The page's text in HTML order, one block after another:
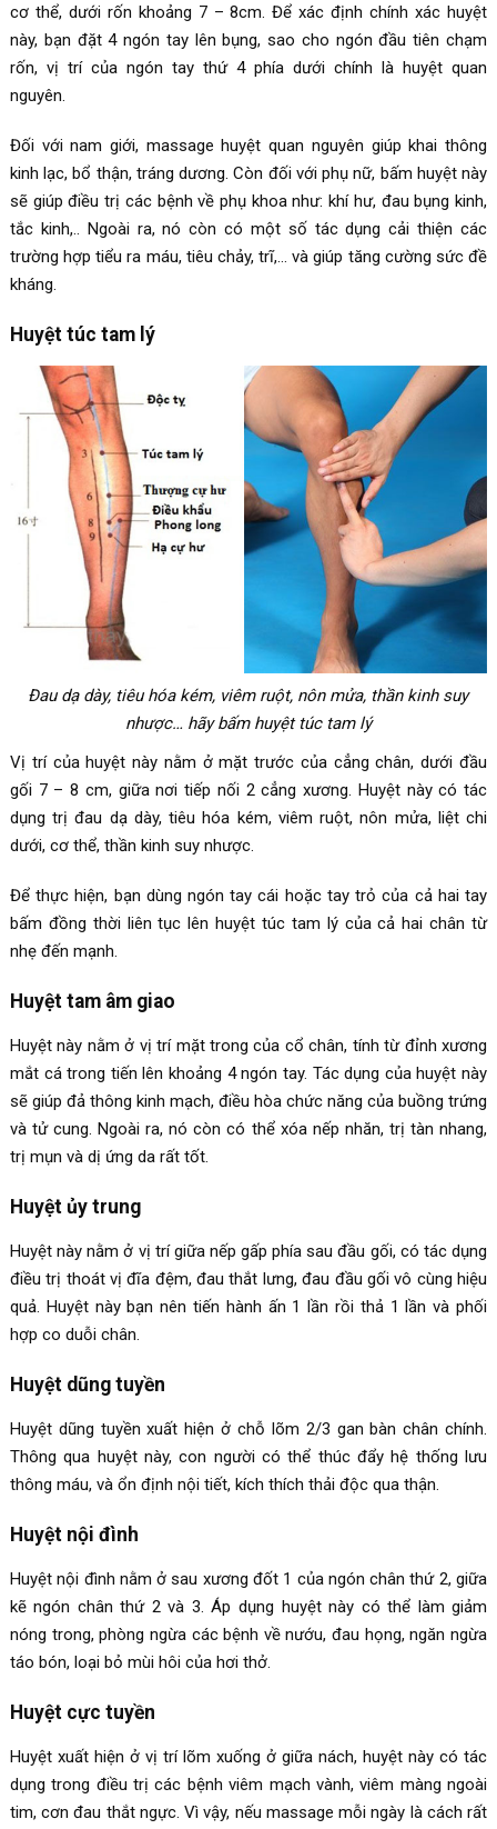
cơ thể, dưới rốn khoảng 7 – 8cm. Để xác định chính xác huyệt
này, bạn đặt 4 ngón tay lên bụng, sao cho ngón đầu tiên chạm
rốn, vị trí của ngón tay thứ 4 phía dưới chính là huyệt quan
nguyên.
Đối với nam giới, massage huyệt quan nguyên giúp khai thông
kinh lạc, bổ thận, tráng dương. Còn đối với phụ nữ, bấm huyệt này
sẽ giúp điều trị các bệnh về phụ khoa như: khí hư, đau bụng kinh,
tắc kinh,.. Ngoài ra, nó còn có một số tác dụng cải thiện các
trường hợp tiểu ra máu, tiêu chảy, trĩ,… và giúp tăng cường sức đề
kháng.
Huyệt túc tam lý
Đau dạ dày, tiêu hóa kém, viêm ruột, nôn mửa, thần kinh suy
nhược… hãy bấm huyệt túc tam lý
Vị trí của huyệt này nằm ở mặt trước của cẳng chân, dưới đầu
gối 7 – 8 cm, giữa nơi tiếp nối 2 cẳng xương. Huyệt này có tác
dụng trị đau dạ dày, tiêu hóa kém, viêm ruột, nôn mửa, liệt chi
dưới, cơ thể, thần kinh suy nhược.
Để thực hiện, bạn dùng ngón tay cái hoặc tay trỏ của cả hai tay
bấm đồng thời liên tục lên huyệt túc tam lý của cả hai chân từ
nhẹ đến mạnh.
Huyệt tam âm giao
Huyệt này nằm ở vị trí mặt trong của cổ chân, tính từ đỉnh xương
mắt cá trong tiến lên khoảng 4 ngón tay. Tác dụng của huyệt này
sẽ giúp đả thông kinh mạch, điều hòa chức năng của buồng trứng
và tử cung. Ngoài ra, nó còn có thể xóa nếp nhăn, trị tàn nhang,
trị mụn và dị ứng da rất tốt.
Huyệt ủy trung
Huyệt này nằm ở vị trí giữa nếp gấp phía sau đầu gối, có tác dụng
điều trị thoát vị đĩa đệm, đau thắt lưng, đau đầu gối vô cùng hiệu
quả. Huyệt này bạn nên tiến hành ấn 1 lần rồi thả 1 lần và phối
hợp co duỗi chân.
Huyệt dũng tuyền
Huyệt dũng tuyền xuất hiện ở chỗ lõm 2/3 gan bàn chân chính.
Thông qua huyệt này, con người có thể thúc đẩy hệ thống lưu
thông máu, và ổn định nội tiết, kích thích thải độc qua thận.
Huyệt nội đình
Huyệt nội đình nằm ở sau xương đốt 1 của ngón chân thứ 2, giữa
kẽ ngón chân thứ 2 và 3. Áp dụng huyệt này có thể làm giảm
nóng trong, phòng ngừa các bệnh về nướu, đau họng, ngăn ngừa
táo bón, loại bỏ mùi hôi của hơi thở.
Huyệt cực tuyền
Huyệt xuất hiện ở vị trí lõm xuống ở giữa nách, huyệt này có tác
dụng trong điều trị các bệnh viêm mạch vành, viêm màng ngoài
tim, cơn đau thắt ngực. Vì vậy, nếu massage mỗi ngày là cách rất